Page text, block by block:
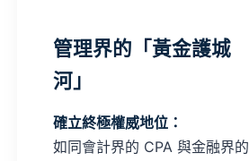
管理界的「黃金護城
河」
確立終極權威地位：
如同會計界的 CPA 與金融界的